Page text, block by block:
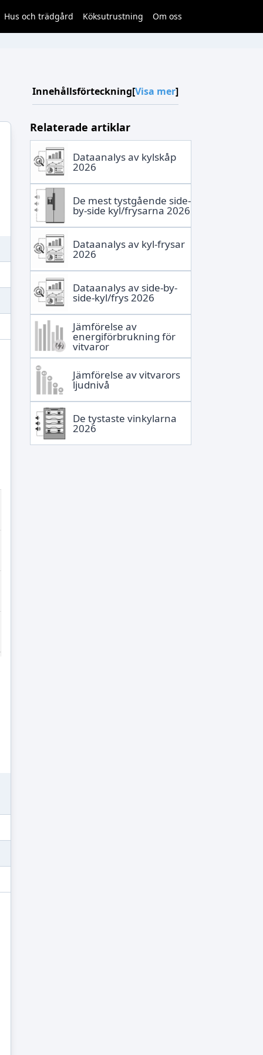
Hus och trädgård Köksutrustning Om oss
Innehållsförteckning[Visa mer]
Relaterade artiklar
Dataanalys av kylskåp
2026
De mest tystgående side-
by-side kyl/frysarna 2026
Dataanalys av kyl-frysar
2026
Dataanalys av side-by-
side-kyl/frys 2026
Jämförelse av
energiförbrukning för
vitvaror
Jämförelse av vitvarors
ljudnivå
De tystaste vinkylarna
2026